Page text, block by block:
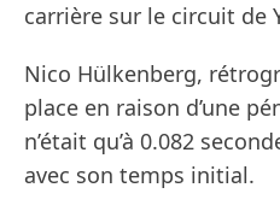
carrière sur le circuit de
Nico Hülkenberg,
place en raison d’une
n’était qu’à 0.082
avec son temps initial.